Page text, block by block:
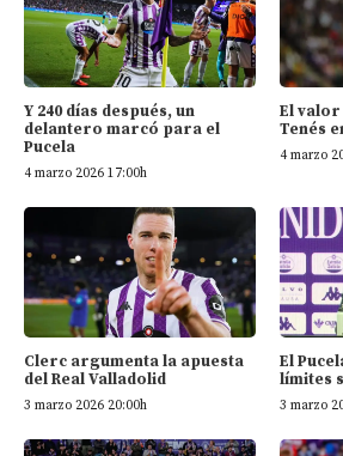
Y 240 días después, un
delantero marcó para el
Pucela
4 marzo 2026 17:00h
El valor
Tenés
4 marzo
Clerc argumenta la apuesta
del Real Valladolid
3 marzo 2026 20:00h
El
límites
3 marzo